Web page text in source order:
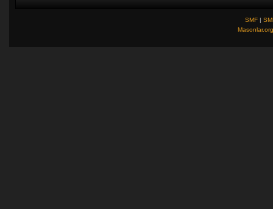
SMF |
Masonlar.org